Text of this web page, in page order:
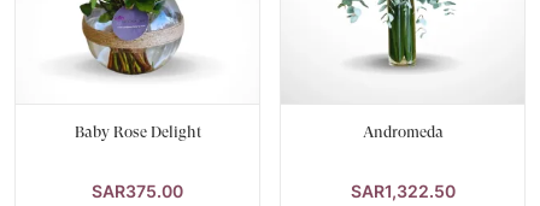
Andromeda
SAR1,322.50
Baby Rose Delight
SAR375.00